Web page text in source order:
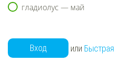
гладиолус — май
Вход или